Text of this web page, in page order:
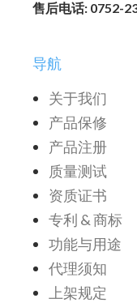
售后电话: 0752-
导航
关于我们
产品保修
产品注册
质量测试
资质证书
专利 & 商标
功能与用途
代理须知
上架规定